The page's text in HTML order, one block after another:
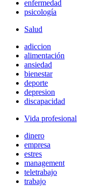
enfermedad
psicología
Salud
adiccion
alimentación
ansiedad
bienestar
deporte
depresion
discapacidad
Vida profesional
dinero
empresa
estres
management
teletrabajo
trabajo